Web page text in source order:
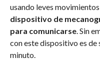
usando leves
dispositivo de
para comunicarse. Sin
con este dispositivo es
minuto.